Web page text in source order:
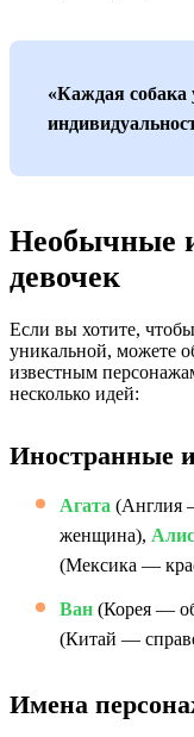
«Каждая собака
Необычные
девочек
Если вы хотите,
уникальной, можете
известным
несколько идей:
Иностранные
Агата (Англия
женщина), Алис
(Мексика —
Ван (Корея —
(Китай —
Имена